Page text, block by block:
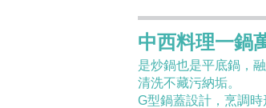
中西料理一鍋
是炒鍋也是平底鍋，
清洗不藏污納垢。
G型鍋蓋設計，烹調